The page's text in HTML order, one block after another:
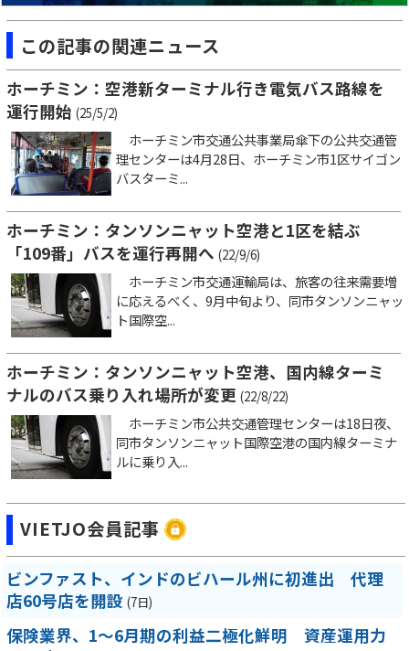
この記事の関連ニュース
ホーチミン：空港新ターミナル行き電気バス路線を
運行開始 (25/5/2)
ホーチミン市交通公共事業局傘下の公共交通管
理センターは4月28日、ホーチミン市1区サイゴン
バスターミ...
ホーチミン：タンソンニャット空港と1区を結ぶ
「109番」バスを運行再開へ (22/9/6)
ホーチミン市交通運輸局は、旅客の往来需要増
に応えるべく、9月中旬より、同市タンソンニャッ
ト国際空...
ホーチミン：タンソンニャット空港、国内線ターミ
ナルのバス乗り入れ場所が変更 (22/8/22)
ホーチミン市公共交通管理センターは18日夜、
同市タンソンニャット国際空港の国内線ターミナ
ルに乗り入...
VIETJO会員記事
ビンファスト、インドのビハール州に初進出 代理
店60号店を開設 (7日)
保険業界、1～6月期の利益二極化鮮明 資産運用力